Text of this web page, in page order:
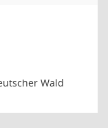
Wald